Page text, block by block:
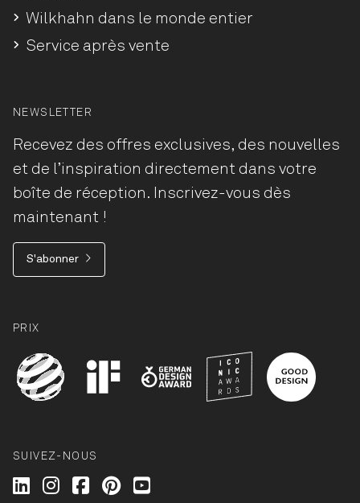
Wilkhahn dans le monde entier
Service après vente
NEWSLETTER
Recevez des offres exclusives, des nouvelles
et de l’inspiration directement dans votre
boîte de réception. Inscrivez-vous dès
maintenant !
S'abonner
PRIX
SUIVEZ-NOUS
Wilkhahn @ LinkedIn
Wilkhahn @ Instagram
Wilkhahn @ Facebook
Wilkhahn @ Pinterest